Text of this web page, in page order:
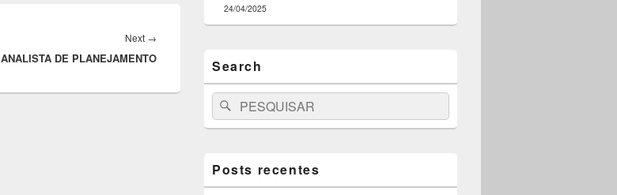
Next →
post:
ANALISTA DE PLANEJAMENTO
24/04/2025
Search
Search
for:
Pesquisar
Posts recentes